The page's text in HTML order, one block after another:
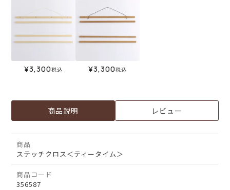
¥3,300税込 ¥3,300税込
商品説明 レビュー
商品
ステッチクロス＜ティータイム＞
商品コード
356587